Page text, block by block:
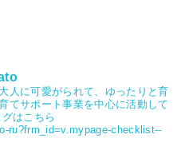
人に可愛がられて、ゆったりと育
てサポート事業を中心に活動して
はこちら
ru?frm_id=v.mypage-checklist--